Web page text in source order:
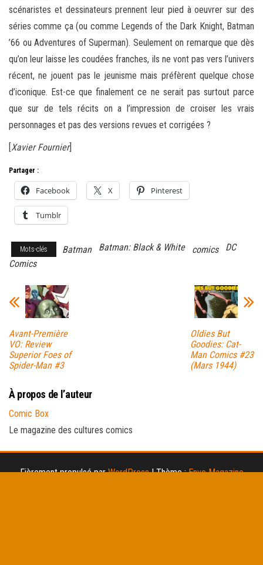
scénaristes et dessinateurs prennent leur pied à oeuvrer sur des
séries comme ça (ou comme Legends of the Dark Knight, Batman
’66 ou Adventures of Superman). Seulement on remarque que dès
qu’on leur laisse les coudées franches, ils ne vont pas vers l’univers
récent, ne jouent pas le jeunisme mais préfèrent quelque chose
d’iconique. Est-ce que finalement ce ne serait pas surtout parce
que sur de tels récits on a l’impression de croiser les vrais
personnages et pas des versions revues et corrigées ?
[Xavier Fournier]
Partager :
Facebook X Pinterest
Tumblr
Mots-clés Batman Batman: Black & White comics
DC
Comics
Avant-Première
VO: Review
Superior Foes of
Spider-Man #3
Oldies But
Goodies: Cat-
Man Comics #23
(Mars 1944)
À propos de l’auteur
Comic Box
Le magazine des cultures comics
Fièrement propulsé parWordPress |Thème :Envo Magazine